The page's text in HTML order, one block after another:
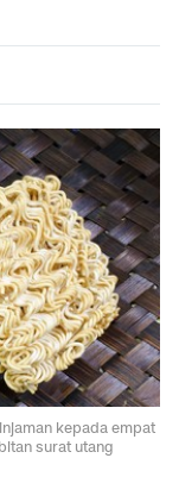
kepada empat
surat utang